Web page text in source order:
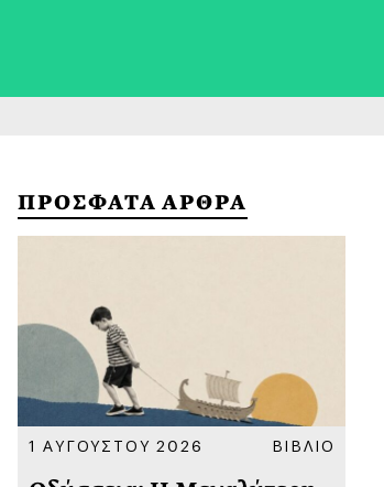
ΠΡΟΣΦΑΤΑ ΑΡΘΡΑ
1 ΑΥΓΟΥΣΤΟΥ 2026 ΒΙΒΛΙΟ